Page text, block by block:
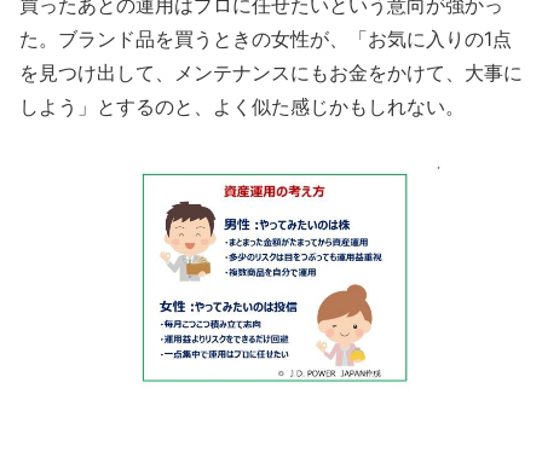
買ったあとの運用はプロに任せたいという意向が強かっ
た。ブランド品を買うときの女性が、「お気に入りの1点
を見つけ出して、メンテナンスにもお金をかけて、大事に
しよう」とするのと、よく似た感じかもしれない。